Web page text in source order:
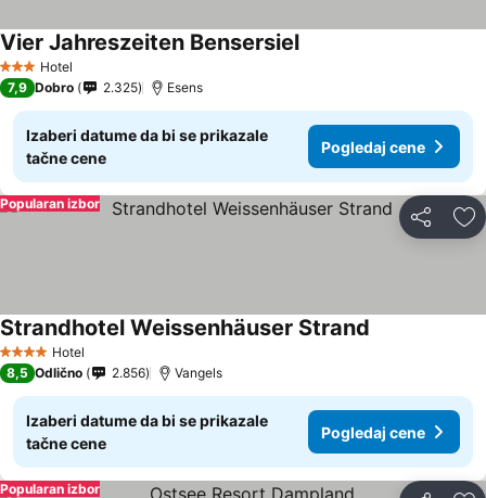
3 Zvezdice
Hotel
Vier Jahreszeiten BensersielPogledaj cene
7,9 Dobro 2.325 Esens
Izaberi datume da bi se prikazale
tačne cene
Pogledaj cene
Deli
Popularan izbor
4 ZvezdiceHotel
Strandhotel Weissenhäuser Strand
8,5 Odlično 2.856 Vangels
Izaberi datume da bi se prikazale
tačne cene
Pogledaj cene
Popularan izbor